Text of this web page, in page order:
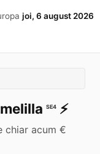
joi, 6 august 2026
SE4 ⚡️
chiar acum €